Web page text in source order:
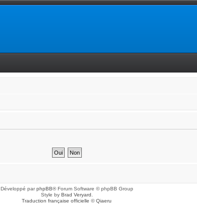
Développé parphpBB® Forum Software © phpBB Group
Style by Brad Veryard
Traduction française officielle ©Qiaeru